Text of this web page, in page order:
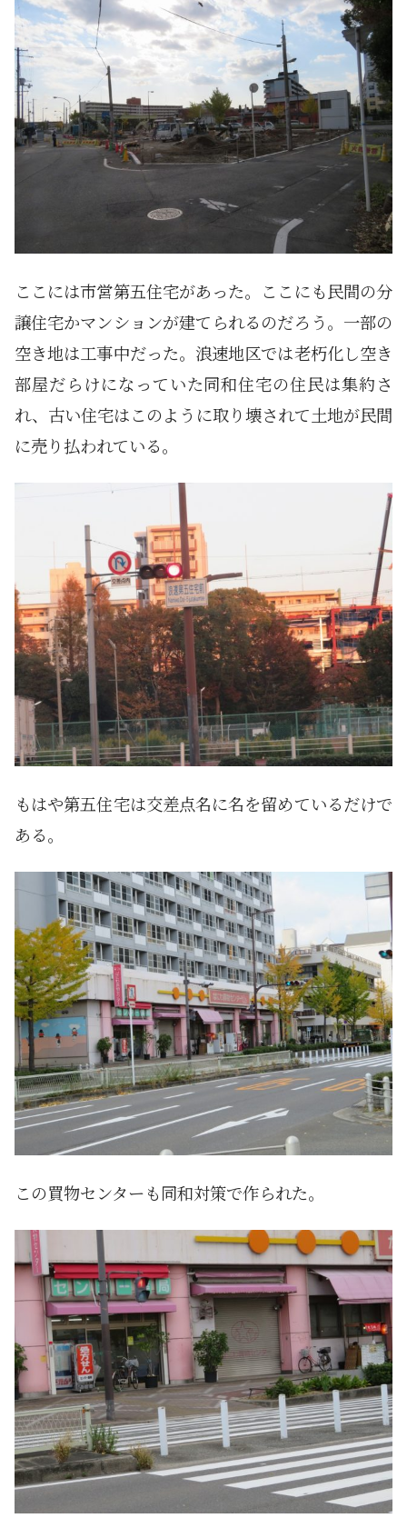
ここには市営第五住宅があった。ここにも民間の分
譲住宅かマンションが建てられるのだろう。一部の
空き地は工事中だった。浪速地区では老朽化し空き
部屋だらけになっていた同和住宅の住民は集約さ
れ、古い住宅はこのように取り壊されて土地が民間
に売り払われている。
もはや第五住宅は交差点名に名を留めているだけで
ある。
この買物センターも同和対策で作られた。